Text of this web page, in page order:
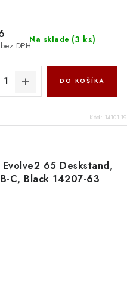
Na sklade (3 ks)
DPH
DO KOŠÍKA
Kód: 14101-19
Evolve2 65 Deskstand,
C, Black 14207-63